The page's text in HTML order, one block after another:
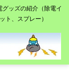
ッズの紹介（除電イ
ト、スプレー）